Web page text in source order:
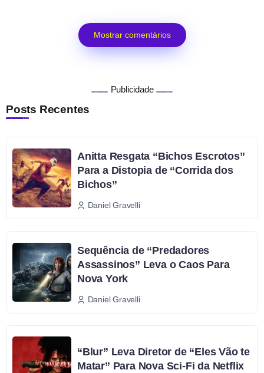
Mostrar comentários
Publicidade
Posts Recentes
Anitta Resgata “Bichos Escrotos”
Para a Distopia de “Corrida dos
Bichos”
Daniel Gravelli
Sequência de “Predadores
Assassinos” Leva o Caos Para
Nova York
Daniel Gravelli
“Blur” Leva Diretor de “Eles Vão te
Matar” Para Nova Sci-Fi da Netflix